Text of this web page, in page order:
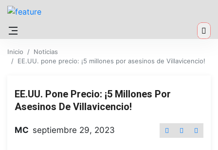
Inicio
Noticias
EE.UU. pone precio: ¡5 millones por asesinos de Villavicencio!
EE.UU. Pone Precio: ¡5 Millones Por
Asesinos De Villavicencio!
MC septiembre 29, 2023